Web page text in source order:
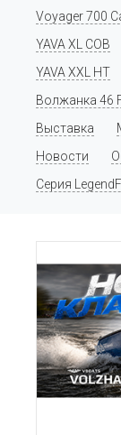
Voyager 700
YAVA XL COB
YAVA XXL HT
Волжанка 46
Выставка
Новости
Серия